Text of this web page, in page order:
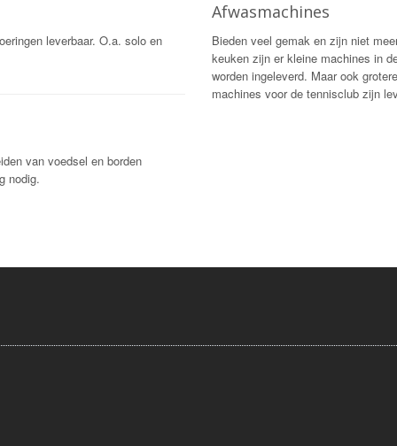
leverbaar. O.a. solo en
van voedsel en borden
nodig.
Afwasmachines
Bieden veel gemak en zijn niet
keuken zijn er kleine machines in
worden ingeleverd. Maar ook
machines voor de tennisclub zijn